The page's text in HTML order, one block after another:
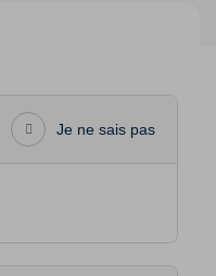
Je ne sais pas